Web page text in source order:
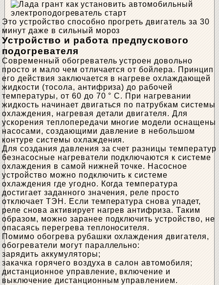
Это устройство способно прогреть двигатель за 30
минут даже в сильный мороз
Устройство и работа предпускового
подогревателя
Современный обогреватель устроен довольно
просто и мало чем отличается от бойлера. Принцип
его действия заключается в нагреве охлаждающей
жидкости (тосола, антифриза) до рабочей
температуры, от 60 до 70 ° С. При нагревании
жидкость начинает двигаться по патрубкам системы
охлаждения, нагревая детали двигателя. Для
ускорения теплопередачи многие модели оснащены
насосами, создающими давление в небольшом
контуре системы охлаждения.
Для создания давления за счет разницы температур
безнасосные нагреватели подключаются к системе
охлаждения в самой нижней точке. Насосное
устройство можно подключить к системе
охлаждения где угодно. Когда температура
достигает заданного значения, реле просто
отключает ТЭН. Если температура снова упадет,
реле снова активирует нагрев антифриза. Таким
образом, можно заранее подключить устройство, не
опасаясь перегрева теплоносителя.
Помимо обогрева рубашки охлаждения двигателя,
обогреватели могут параллельно:
зарядить аккумуляторы;
закачка горячего воздуха в салон автомобиля;
дистанционное управление, включение и
выключение дистанционным управлением.